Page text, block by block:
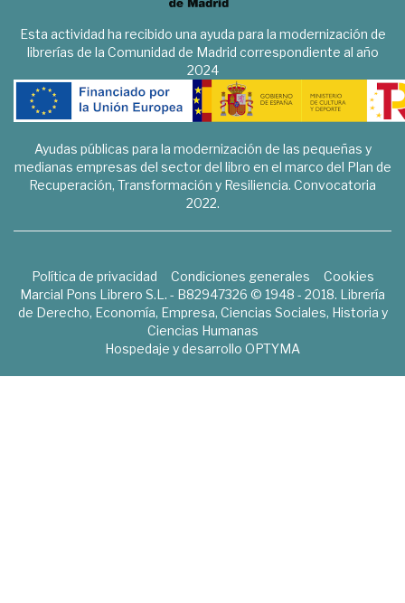
Esta actividad ha recibido una ayuda para la modernización de
librerías de la Comunidad de Madrid correspondiente al año
2024
Ayudas públicas para la modernización de las pequeñas y
medianas empresas del sector del libro en el marco del Plan de
Recuperación, Transformación y Resiliencia. Convocatoria
2022.
Política de privacidad Condiciones generales
Cookies
Marcial Pons Librero S.L. - B82947326 © 1948 - 2018. Librería
de Derecho, Economía, Empresa, Ciencias Sociales, Historia y
Ciencias Humanas
Hospedaje y desarrollo OPTYMA